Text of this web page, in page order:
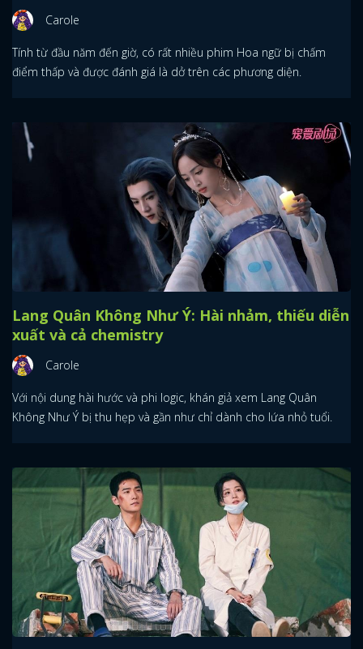
Carole
Tính từ đầu năm đến giờ, có rất nhiều phim Hoa ngữ bị chấm
điểm thấp và được đánh giá là dở trên các phương diện.
Lang Quân Không Như Ý: Hài nhảm, thiếu diễn
xuất và cả chemistry
Carole
Với nội dung hài hước và phi logic, khán giả xem Lang Quân
Không Như Ý bị thu hẹp và gần như chỉ dành cho lứa nhỏ tuổi.